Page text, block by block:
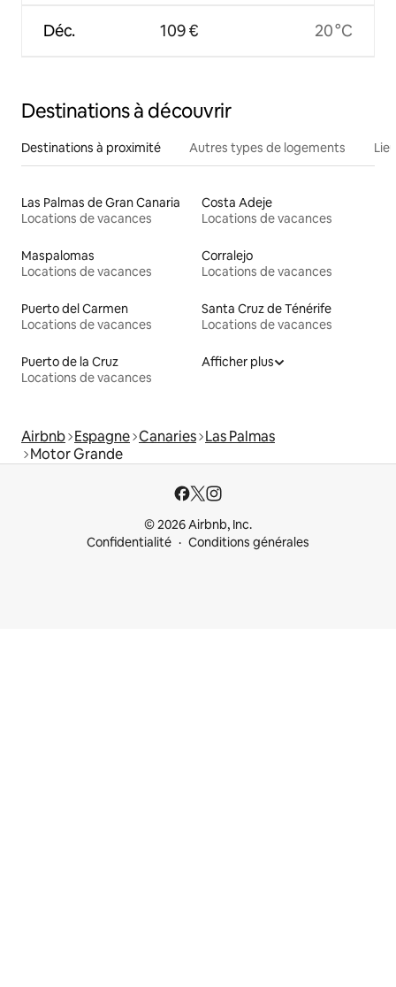
Déc. 109 € 20 °C
Destinations à découvrir
Destinations à proximité Autres types de logements
Las Palmas de Gran Canaria
Locations de vacances
Costa Adeje
Locations de vacances
Maspalomas
Locations de vacances
Corralejo
Locations de vacances
Puerto del Carmen
Locations de vacances
Santa Cruz de Ténérife
Locations de vacances
Puerto de la Cruz
Locations de vacances
Afficher plus
Airbnb Espagne Canaries Las Palmas
Motor Grande
© 2026 Airbnb, Inc.
Confidentialité
Conditions générales